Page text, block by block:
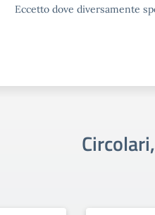
Eccetto dove diversamente